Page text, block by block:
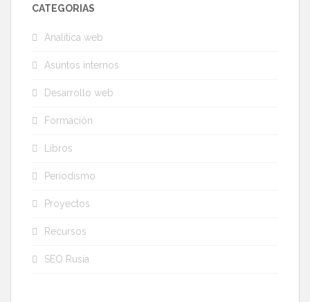
CATEGORÍAS
Analítica web
Asuntos internos
Desarrollo web
Formación
Libros
Periodismo
Proyectos
Recursos
SEO Rusia